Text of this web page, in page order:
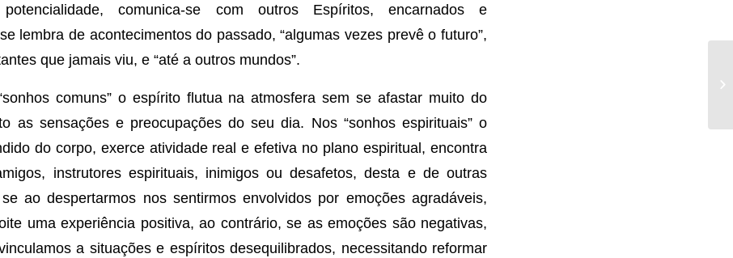
comunica-se com outros Espíritos, encarnados e
lembra de acontecimentos do passado, “algumas vezes prevê o futuro”,
que jamais viu, e “até a outros mundos”.
comuns” o espírito flutua na atmosfera sem se afastar muito do
as sensações e preocupações do seu dia. Nos “sonhos espirituais” o
do corpo, exerce atividade real e efetiva no plano espiritual, encontra
instrutores espirituais, inimigos ou desafetos, desta e de outras
ao despertarmos nos sentirmos envolvidos por emoções agradáveis,
uma experiência positiva, ao contrário, se as emoções são negativas,
a situações e espíritos desequilibrados, necessitando reformar